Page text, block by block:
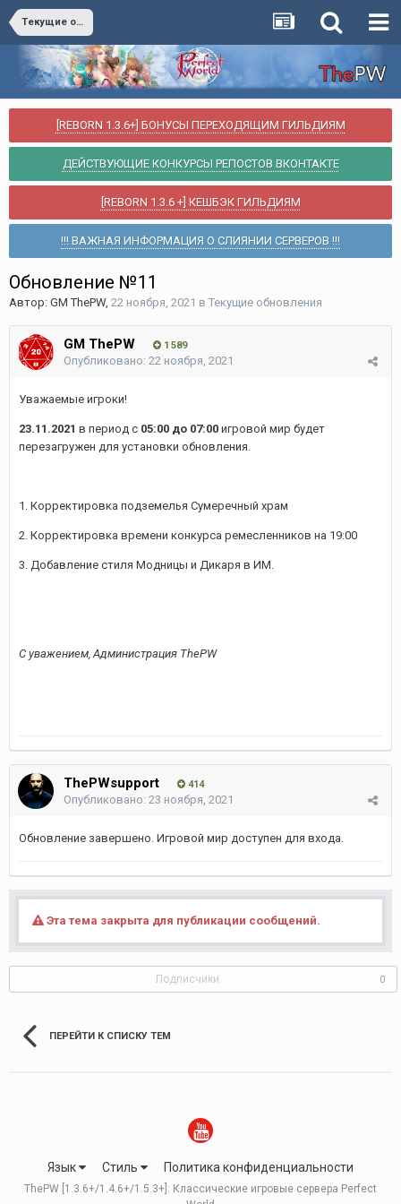
Текущие обновления
[REBORN 1.3.6+] БОНУСЫ ПЕРЕХОДЯЩИМ ГИЛЬДИЯМ
ДЕЙСТВУЮЩИЕ КОНКУРСЫ РЕПОСТОВ ВКОНТАКТЕ
[REBORN 1.3.6 +] КЕШБЭК ГИЛЬДИЯМ
!!! ВАЖНАЯ ИНФОРМАЦИЯ О СЛИЯНИИ СЕРВЕРОВ !!!
Обновление №11
Автор: GM ThePW, 22 ноября, 2021 в Текущие обновления
GM ThePW 1 589
Опубликовано: 22 ноября, 2021
Уважаемые игроки!
23.11.2021 в период с 05:00 до 07:00 игровой мир будет
перезагружен для установки обновления.
1. Корректировка подземелья Сумеречный храм
2. Корректировка времени конкурса ремесленников на 19:00
3. Добавление стиля Модницы и Дикаря в ИМ.
С уважением, Администрация ThePW
ThePWsupport 414
Опубликовано: 23 ноября, 2021
Обновление завершено. Игровой мир доступен для входа.
Эта тема закрыта для публикации сообщений.
Подписчики 0
ПЕРЕЙТИ К СПИСКУ ТЕМ
Язык Стиль Политика конфиденциальности
ThePW [1.3.6+/1.4.6+/1.5.3+]: Классические игровые сервера Perfect